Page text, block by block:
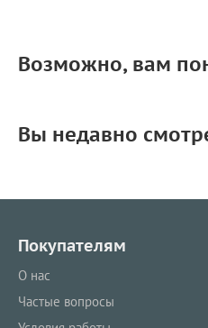
Возможно, вам
Вы недавно
Покупателям
О нас
Частые вопросы